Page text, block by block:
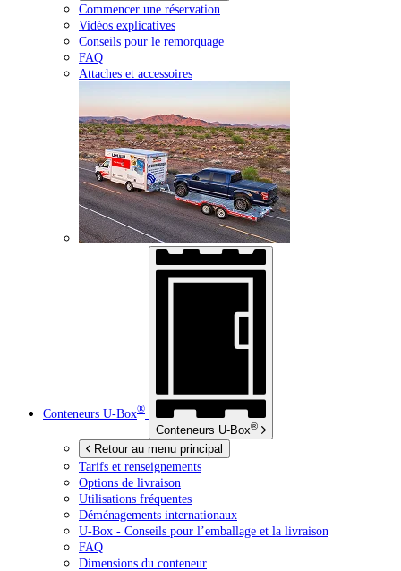
Commencer une réservation
Vidéos explicatives
Conseils pour le remorquage
FAQ
Attaches et accessoires
Conteneurs U-Box®
Conteneurs U-Box®
Retour au menu principal
Tarifs et renseignements
Options de livraison
Utilisations fréquentes
Déménagements internationaux
U-Box - Conseils pour l’emballage et la livraison
FAQ
Dimensions du conteneur